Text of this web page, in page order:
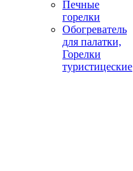
Печные
горелки
Обогреватель
для палатки,
Горелки
туристицеские